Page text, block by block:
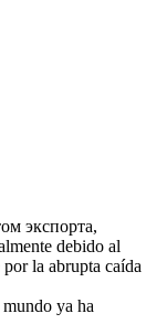
экспорта,
debido al
la abrupta caída
ya ha